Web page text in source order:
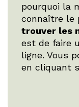
pourquoi la
connaître le
trouver les
est de faire
ligne. Vous
en cliquant